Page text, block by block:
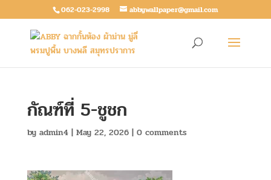
062-023-2998 abbywallpaper@gmail.com
กัณฑ์ที่ 5-ชูชก
by admin4| May 22, 2026| 0 comments